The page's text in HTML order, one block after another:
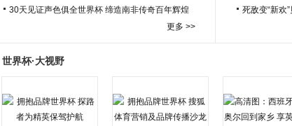
30天见证声色俱全世界杯 缔造南非传奇百年辉煌
更多 >>
死敌变“新欢
世界杯·大视野